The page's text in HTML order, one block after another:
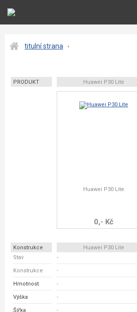
titulní strana
PRODUKT Huawei P30 Lite
Huawei P30 Lite
0,- Kč
Konstrukce Huawei P30 Lite
Stav
-
Konstrukce -
Hmotnost -
Výška -
Šířka -